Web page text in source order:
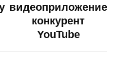
видеоприложение-
конкурент
YouTube